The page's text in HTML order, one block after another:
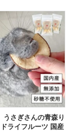
うさぎさんの青森り
ライフルーツ 国産